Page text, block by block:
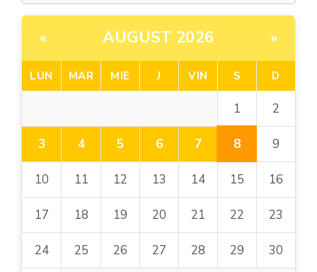
« AUGUST 2026 »
LUN MAR MIE J VIN S D
1 2
3 4 5 6 7 8 9
10 11 12 13 14 15 16
17 18 19 20 21 22 23
24 25 26 27 28 29 30